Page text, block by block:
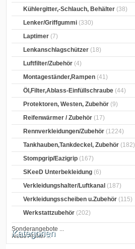
Kühlergitter,-Schlauch, Behälter (38)
Lenker/Griffgummi (330)
Laptimer (7)
Lenkanschlagschützer (18)
Luftfilter/Zubehör (4)
Montageständer,Rampen (41)
Öl,Filter,Ablass-Einfüllschraube (44)
Protektoren, Westen, Zubehör (9)
Reifenwärmer / Zubehör (17)
Rennverkleidungen/Zubehör (1224)
Tankhauben,Tankdeckel, Zubehör (182)
Stompgrip/Eazigrip (167)
SKeeD Unterbekleidung (6)
Verkleidungshalter/Luftkanal (187)
Verkleidungsscheiben u.Zubehör (115)
Werkstattzubehör (202)
Sonderangebote ...
Neue Artikel ...
Kategorien